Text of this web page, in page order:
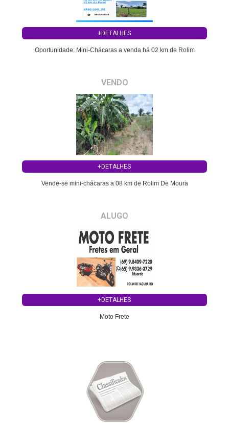
+DETALHES
Oportunidade: Mini-Chácaras a venda há 02 km de Rolim
VENDO
+DETALHES
Vende-se mini-chácaras a 08 km de Rolim De Moura
ALUGO
+DETALHES
Moto Frete